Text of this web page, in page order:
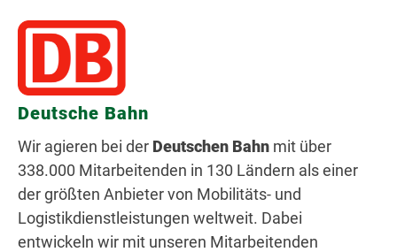
Deutsche Bahn
Wir agieren bei der Deutschen Bahn mit über
338.000 Mitarbeitenden in 130 Ländern als einer
der größten Anbieter von Mobilitäts- und
Logistikdienstleistungen weltweit. Dabei
entwickeln wir mit unseren Mitarbeitenden